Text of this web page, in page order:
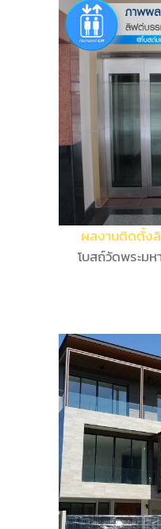
ผลงานติดตั้ง
โบสถ์วัดพระม